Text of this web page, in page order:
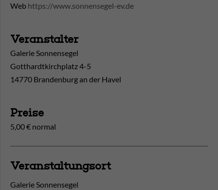
Web https://www.sonnensegel-ev.de
Veranstalter
Galerie Sonnensegel
Gotthardtkirchplatz 4-5
14770 Brandenburg an der Havel
Preise
5,00 € normal
Veranstaltungsort
Galerie Sonnensegel